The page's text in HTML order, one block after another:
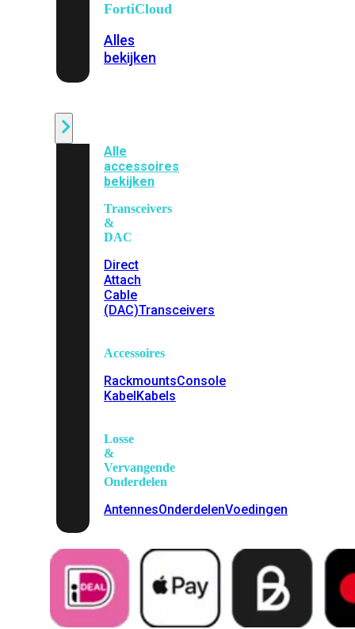
FortiCloud
Alles
bekijken
Alle
accessoires
bekijken
Transceivers
&
DAC
Direct
Attach
Cable
(DAC)Transceivers
Accessoires
RackmountsConsole
KabelKabels
Losse
&
Vervangende
Onderdelen
AntennesOnderdelenVoedingen